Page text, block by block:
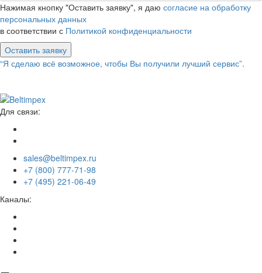
Нажимая кнопку "Оставить заявку", я даю согласие на обработку
персональных данных
в соответствии с Политикой конфиденциальности
Оставить заявку
“Я сделаю всё возможное, чтобы Вы получили лучший сервис”.
Для связи:
sales@beltimpex.ru
+7 (800) 777-71-98
+7 (495) 221-06-49
Каналы: